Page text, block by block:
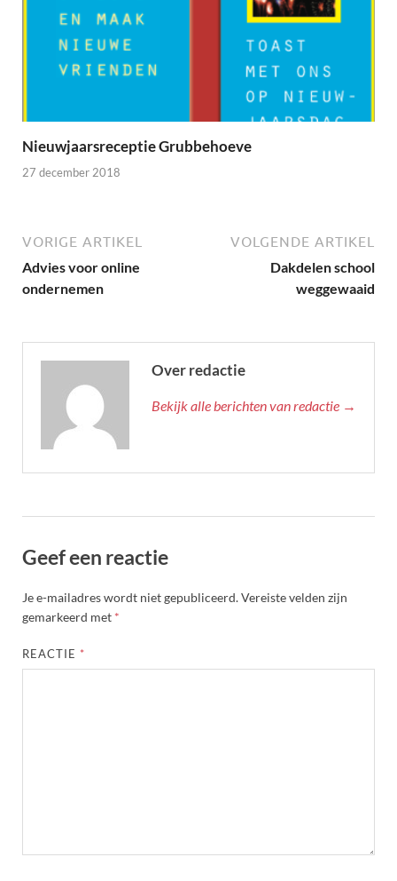
Nieuwjaarsreceptie Grubbehoeve
27 december 2018
VORIGE ARTIKEL
Advies voor online
ondernemen
VOLGENDE ARTIKEL
Dakdelen school
weggewaaid
Over redactie
Bekijk alle berichten van redactie →
Geef een reactie
Je e-mailadres wordt niet gepubliceerd.Vereiste velden zijn
gemarkeerd met *
REACTIE *